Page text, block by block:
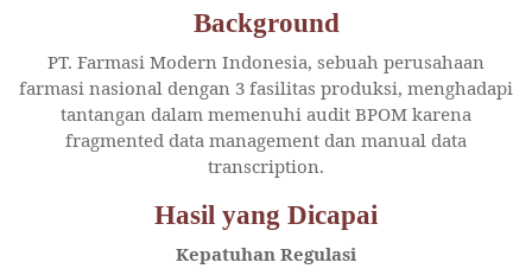
Background
PT. Farmasi Modern Indonesia, sebuah perusahaan
farmasi nasional dengan 3 fasilitas produksi, menghadapi
tantangan dalam memenuhi audit BPOM karena
fragmented data management dan manual data
transcription.
Hasil yang Dicapai
Kepatuhan Regulasi